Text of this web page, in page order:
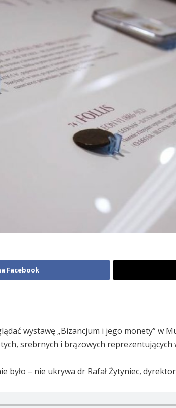
Facebook
wystawę „Bizancjum i jego monety” w
srebrnych i brązowych
było – nie ukrywa dr Rafał Żytyniec,